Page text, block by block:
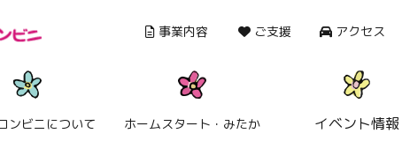
事業内容 ご支援 アクセス
ンビニについて ホームスタート・みたか イベント情報